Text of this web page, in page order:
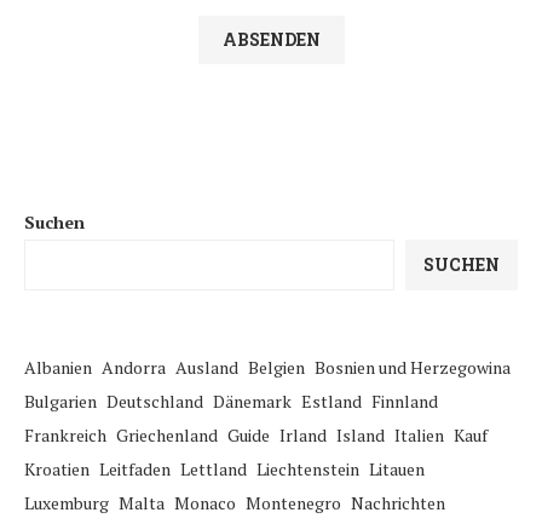
Suchen
SUCHEN
Albanien Andorra Ausland Belgien Bosnien und Herzegowina
Bulgarien Deutschland Dänemark Estland Finnland
Frankreich Griechenland Guide Irland Island Italien Kauf
Kroatien Leitfaden Lettland Liechtenstein Litauen
Luxemburg Malta Monaco Montenegro Nachrichten